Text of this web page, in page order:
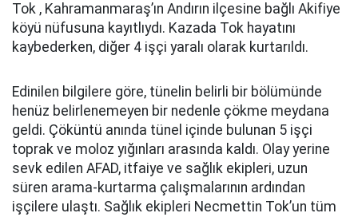
Tok , Kahramanmaraş’ın Andırın ilçesine bağlı Akifiye
köyü nüfusuna kayıtlıydı. Kazada Tok hayatını
kaybederken, diğer 4 işçi yaralı olarak kurtarıldı.
Edinilen bilgilere göre, tünelin belirli bir bölümünde
henüz belirlenemeyen bir nedenle çökme meydana
geldi. Çöküntü anında tünel içinde bulunan 5 işçi
toprak ve moloz yığınları arasında kaldı. Olay yerine
sevk edilen AFAD, itfaiye ve sağlık ekipleri, uzun
süren arama-kurtarma çalışmalarının ardından
işçilere ulaştı. Sağlık ekipleri Necmettin Tok’un tüm